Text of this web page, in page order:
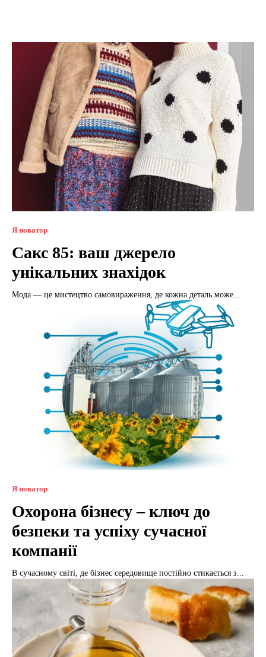
Я новатор
Сакс 85: ваш джерело
унікальних знахідок
Мода — це мистецтво самовираження, де кожна деталь може...
Я новатор
Охорона бізнесу – ключ до
безпеки та успіху сучасної
компанії
В сучасному світі, де бізнес середовище постійно стикається з...